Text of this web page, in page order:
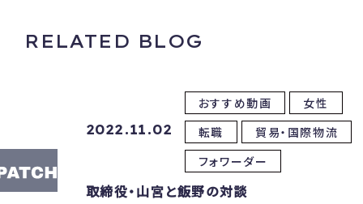
RELATED BLOG
2022.11.02
おすすめ動画
女性
転職
貿易・国際物流
フォワーダー
取締役・山宮と飯野の対談